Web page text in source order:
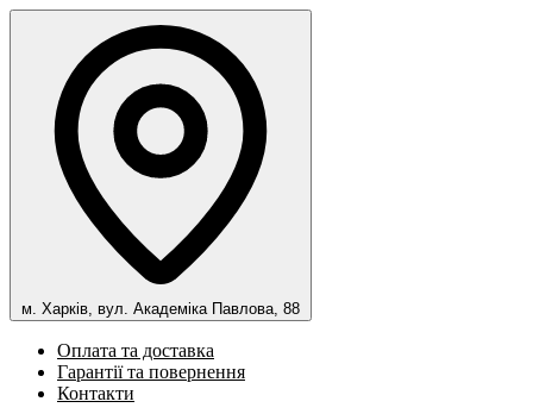
м. Харків, вул. Академіка Павлова, 88
Оплата та доставка
Гарантії та повернення
Контакти